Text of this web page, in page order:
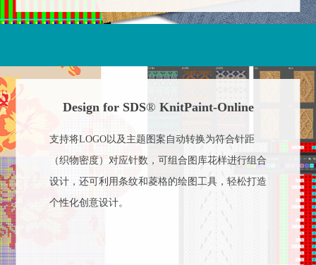
Design for SDS® KnitPaint-Online
支持将LOGO以及主题图案自动转换为符合针距
（织物密度）对应针数，可组合图库花样进行组合
设计，还可利用条纹和菱格的绘图工具，轻松打造
个性化创意设计。